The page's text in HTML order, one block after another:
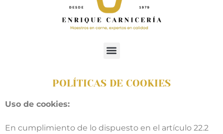
POLÍTICAS DE COOKIES
Uso de cookies:
En cumplimiento de lo dispuesto en el artículo 22.2